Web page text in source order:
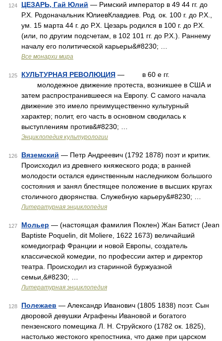
124 ЦЕЗАРЬ, Гай Юлий — Римский император в 49 44 гг. до
Р.Х. Родоначальник ЮлиевКлавдиев. Род. ок. 100 г. до Р.Х.,
ум. 15 марта 44 г. до Р.Х. Цезарь родился в 100 г. до Р.Х.
(или, по другим подсчетам, в 102 101 гг. до Р.Х.). Раннему
началу его политической карьеры&#8230; …
Все монархи мира
125 КУЛЬТУРНАЯ РЕВОЛЮЦИЯ — в 60 е гг.
молодежное движение протеста, возникшее в США и
затем распространившееся на Европу. С самого начала
движение это имело преимущественно культурный
характер; полит, его часть в основном сводилась к
выступлениям против&#8230; …
Энциклопедия культурологии
126 Вяземский — Петр Андреевич (1792 1878) поэт и критик.
Происходил из древнего княжеского рода; в ранней
молодости остался единственным наследником большого
состояния и занял блестящее положение в высших кругах
столичного дворянства. Служебную карьеру&#8230; …
Литературная энциклопедия
127 Мольер — (настоящая фамилия Поклен) Жан Батист (Jean
Baptiste Poquelin, dit Moliere, 1622 1673) величайший
комедиограф Франции и новой Европы, создатель
классической комедии, по профессии актер и директор
театра. Происходил из старинной буржуазной
семьи,&#8230; …
Литературная энциклопедия
128 Полежаев — Александр Иванович (1805 1838) поэт. Сын
дворовой девушки Аграфены Ивановой и богатого
пензенского помещика Л. Н. Струйского (1782 ок. 1825),
настолько жестокого крепостника, что даже при царском